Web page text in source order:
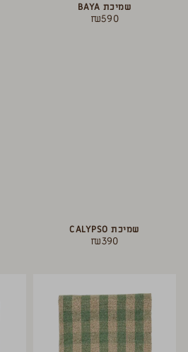
שמיכת BAYA
₪590
שמיכת CALYPSO
₪390